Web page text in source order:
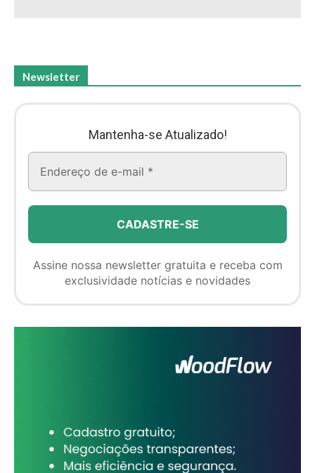
Newsletter
Mantenha-se Atualizado!
Assine nossa newsletter gratuita e receba com
exclusividade notícias e novidades